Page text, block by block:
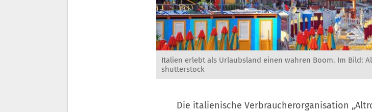
Italien erlebt als Urlaubsland einen wahren Boom. Im Bild:
shutterstock
Die italienische Verbraucherorganisation